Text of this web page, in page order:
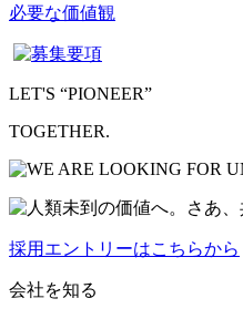
必要な価値観
LET'S “PIONEER”
TOGETHER.
採用エントリーはこちらから
会社を知る